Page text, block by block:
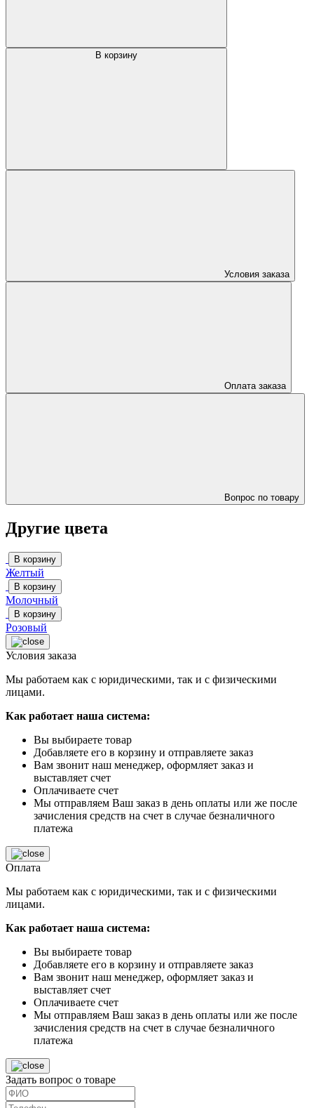
В корзину
Условия заказа
Оплата заказа
Вопрос по товару
Другие цвета
В корзину
Желтый
В корзину
Молочный
В корзину
Розовый
Условия заказа
Мы работаем как с юридическими, так и с физическими
лицами.
Как работает наша система:
Вы выбираете товар
Добавляете его в корзину и отправляете заказ
Вам звонит наш менеджер, оформляет заказ и
выставляет счет
Оплачиваете счет
Мы отправляем Ваш заказ в день оплаты или же после
зачисления средств на счет в случае безналичного
платежа
Оплата
Мы работаем как с юридическими, так и с физическими
лицами.
Как работает наша система:
Вы выбираете товар
Добавляете его в корзину и отправляете заказ
Вам звонит наш менеджер, оформляет заказ и
выставляет счет
Оплачиваете счет
Мы отправляем Ваш заказ в день оплаты или же после
зачисления средств на счет в случае безналичного
платежа
Задать вопрос о товаре